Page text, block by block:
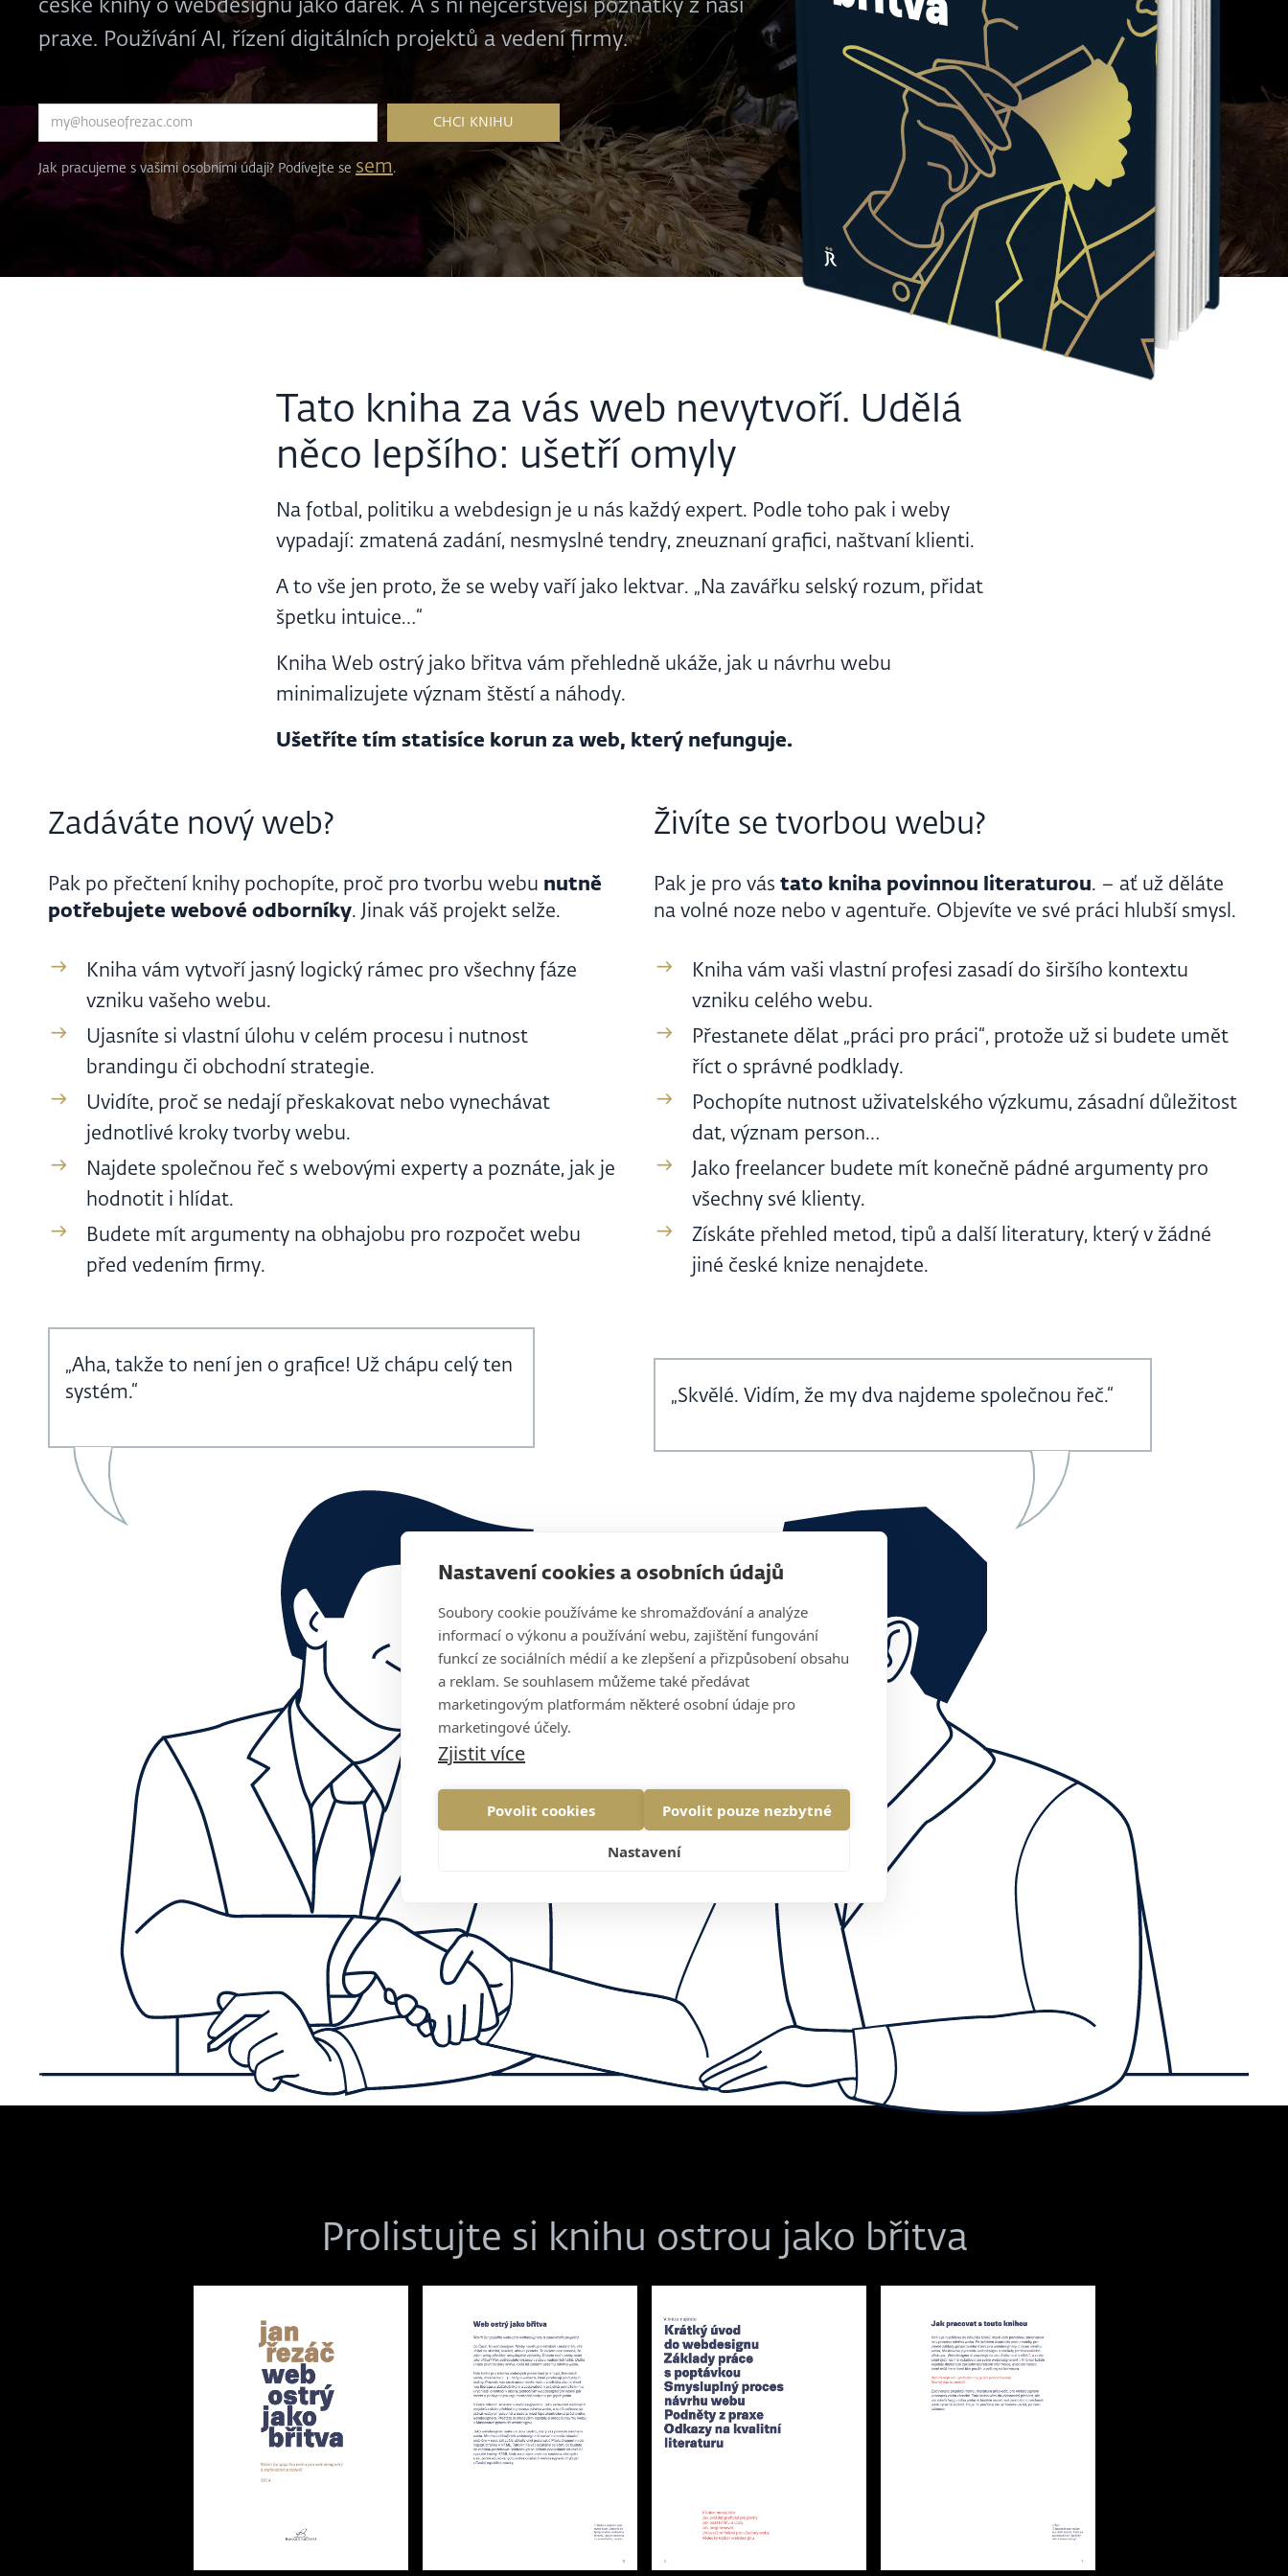
Nastavení cookies a osobních údajů
Soubory cookie používáme ke shromažďování a analýze
informací o výkonu a používání webu, zajištění fungování
funkcí ze sociálních médií a ke zlepšení a přizpůsobení obsahu
a reklam. Se souhlasem můžeme také předávat
marketingovým platformám některé osobní údaje pro
marketingové účely.
Zjistit více
Povolit cookies Povolit pouze nezbytné
Nastavení
české knihy o webdesignu jako dárek. A s ní nejčerstvější poznatky z naší
praxe. Používání AI, řízení digitálních projektů a vedení firmy.
Jak pracujeme s vašimi osobními údaji? Podívejte se sem .
Tato kniha za vás web nevytvoří. Udělá
něco lepšího: ušetří omyly
Na fotbal, politiku a webdesign je u nás každý expert. Podle toho pak i weby
vypadají: zmatená zadání, nesmyslné tendry, zneuznaní grafici, naštvaní klienti.
A to vše jen proto, že se weby vaří jako lektvar. „Na zavářku selský rozum, přidat
špetku intuice…“
Kniha Web ostrý jako břitva vám přehledně ukáže, jak u návrhu webu
minimalizujete význam štěstí a náhody.
Ušetříte tím statisíce korun za web, který nefunguje.
Zadáváte nový web?
Pak po přečtení knihy pochopíte, proč pro tvorbu webu nutně
potřebujete webové odborníky. Jinak váš projekt selže.
Kniha vám vytvoří jasný logický rámec pro všechny fáze
vzniku vašeho webu.
Ujasníte si vlastní úlohu v celém procesu i nutnost
brandingu či obchodní strategie.
Uvidíte, proč se nedají přeskakovat nebo vynechávat
jednotlivé kroky tvorby webu.
Najdete společnou řeč s webovými experty a poznáte, jak je
hodnotit i hlídat.
Budete mít argumenty na obhajobu pro rozpočet webu
před vedením firmy.
„Aha, takže to není jen o grafice! Už chápu celý ten
systém.“
Živíte se tvorbou webu?
Pak je pro vás tato kniha povinnou literaturou. – ať už děláte
na volné noze nebo v agentuře. Objevíte ve své práci hlubší smysl.
Kniha vám vaši vlastní profesi zasadí do širšího kontextu
vzniku celého webu.
Přestanete dělat „práci pro práci“, protože už si budete umět
říct o správné podklady.
Pochopíte nutnost uživatelského výzkumu, zásadní důležitost
dat, význam person…
Jako freelancer budete mít konečně pádné argumenty pro
všechny své klienty.
Získáte přehled metod, tipů a další literatury, který v žádné
jiné české knize nenajdete.
„Skvělé. Vidím, že my dva najdeme společnou řeč.“
Prolistujte si knihu ostrou jako břitva